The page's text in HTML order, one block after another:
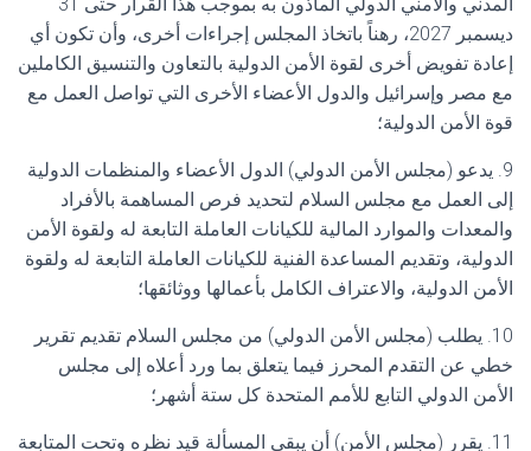
ديسمبر 2027، رهناً باتخاذ المجلس إجراءات أخرى، وأن تكون أي
إعادة تفويض أخرى لقوة الأمن الدولية بالتعاون والتنسيق الكاملين
مع مصر وإسرائيل والدول الأعضاء الأخرى التي تواصل العمل مع
قوة الأمن الدولية؛
9. يدعو (مجلس الأمن الدولي) الدول الأعضاء والمنظمات الدولية
إلى العمل مع مجلس السلام لتحديد فرص المساهمة بالأفراد
والمعدات والموارد المالية للكيانات العاملة التابعة له ولقوة الأمن
الدولية، وتقديم المساعدة الفنية للكيانات العاملة التابعة له ولقوة
الأمن الدولية، والاعتراف الكامل بأعمالها ووثائقها؛
10. يطلب (مجلس الأمن الدولي) من مجلس السلام تقديم تقرير
خطي عن التقدم المحرز فيما يتعلق بما ورد أعلاه إلى مجلس
الأمن الدولي التابع للأمم المتحدة كل ستة أشهر؛
11. يقرر (مجلس الأمن) أن يبقي المسألة قيد نظره وتحت المتابعة